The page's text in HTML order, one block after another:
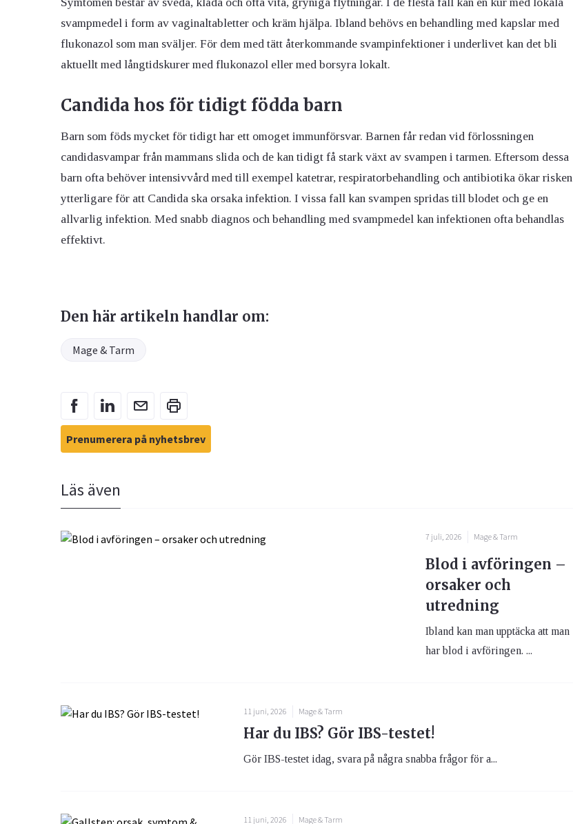
svampmedel i form av vaginaltabletter och kräm hjälpa. Ibland behövs en behandling med kapslar med
flukonazol som man sväljer. För dem med tätt återkommande svampinfektioner i underlivet kan det bli
aktuellt med långtidskurer med flukonazol eller med borsyra lokalt.
Candida hos för tidigt födda barn
Barn som föds mycket för tidigt har ett omoget immunförsvar. Barnen får redan vid förlossningen
candidasvampar från mammans slida och de kan tidigt få stark växt av svampen i tarmen. Eftersom dessa
barn ofta behöver intensivvård med till exempel katetrar, respiratorbehandling och antibiotika ökar risken
ytterligare för att Candida ska orsaka infektion. I vissa fall kan svampen spridas till blodet och ge en
allvarlig infektion. Med snabb diagnos och behandling med svampmedel kan infektionen ofta behandlas
effektivt.
Den här artikeln handlar om:
Mage & Tarm
Prenumerera på nyhetsbrev
Läs även
7 juli, 2026 Mage & Tarm
Blod i avföringen –
orsaker och
utredning
Ibland kan man upptäcka att man
har blod i avföringen. ...
11 juni, 2026 Mage & Tarm
Har du IBS? Gör IBS-testet!
Gör IBS-testet idag, svara på några snabba frågor för a...
11 juni, 2026 Mage & Tarm